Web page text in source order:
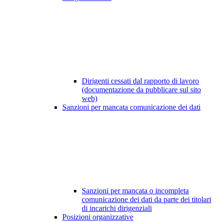
Dirigenti cessati dal rapporto di lavoro
(documentazione da pubblicare sul sito
web)
Sanzioni per mancata comunicazione dei dati
Sanzioni per mancata o incompleta
comunicazione dei dati da parte dei titolari
di incarichi dirigenziali
Posizioni organizzative